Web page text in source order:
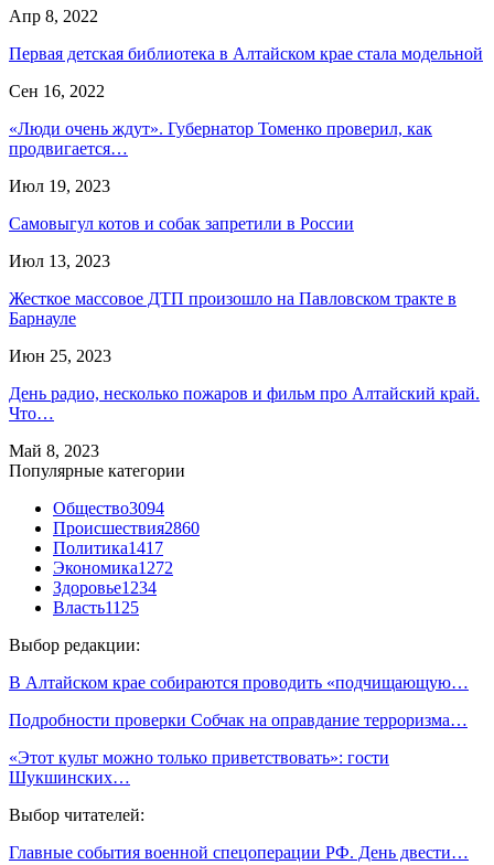
Апр 8, 2022
Первая детская библиотека в Алтайском крае стала модельной
Сен 16, 2022
«Люди очень ждут». Губернатор Томенко проверил, как
продвигается…
Июл 19, 2023
Самовыгул котов и собак запретили в России
Июл 13, 2023
Жесткое массовое ДТП произошло на Павловском тракте в
Барнауле
Июн 25, 2023
День радио, несколько пожаров и фильм про Алтайский край.
Что…
Май 8, 2023
Популярные категории
Общество3094
Происшествия2860
Политика1417
Экономика1272
Здоровье1234
Власть1125
Выбор редакции:
В Алтайском крае собираются проводить «подчищающую…
Подробности проверки Собчак на оправдание терроризма…
«Этот культ можно только приветствовать»: гости
Шукшинских…
Выбор читателей:
Главные события военной спецоперации РФ. День двести…